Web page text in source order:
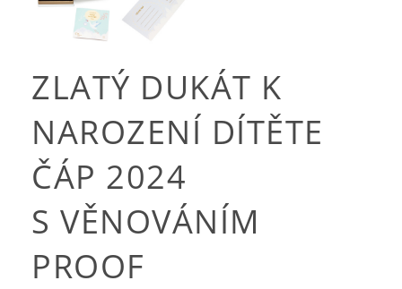
ZLATÝ DUKÁT K
NAROZENÍ DÍTĚTE
ČÁP 2024
S VĚNOVÁNÍM
PROOF